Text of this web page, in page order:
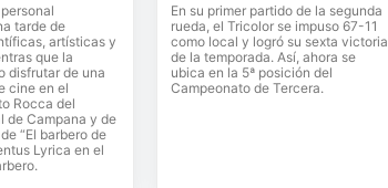
tarde de
artísticas y
que la
disfrutar de una
cine en el
Rocca del
de Campana y de
“El barbero de
Lyrica en el
En su primer partido de la segunda
rueda, el Tricolor se impuso 67-11
como local y logró su sexta victoria
de la temporada. Así, ahora se
ubica en la 5ª posición del
Campeonato de Tercera.